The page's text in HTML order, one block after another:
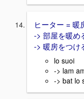
ヒーター = 暖
-> 部屋を暖め
-> 暖房をつけ
lo suoi
-> lam
-> bat lo